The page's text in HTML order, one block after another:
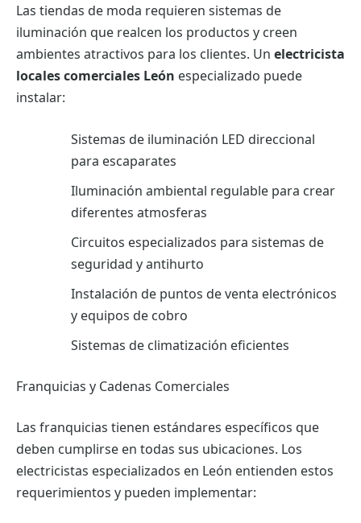
Las tiendas de moda requieren sistemas de
iluminación que realcen los productos y creen
ambientes atractivos para los clientes. Un electricista
locales comerciales León especializado puede
instalar:
Sistemas de iluminación LED direccional
para escaparates
Iluminación ambiental regulable para crear
diferentes atmosferas
Circuitos especializados para sistemas de
seguridad y antihurto
Instalación de puntos de venta electrónicos
y equipos de cobro
Sistemas de climatización eficientes
Franquicias y Cadenas Comerciales
Las franquicias tienen estándares específicos que
deben cumplirse en todas sus ubicaciones. Los
electricistas especializados en León entienden estos
requerimientos y pueden implementar: